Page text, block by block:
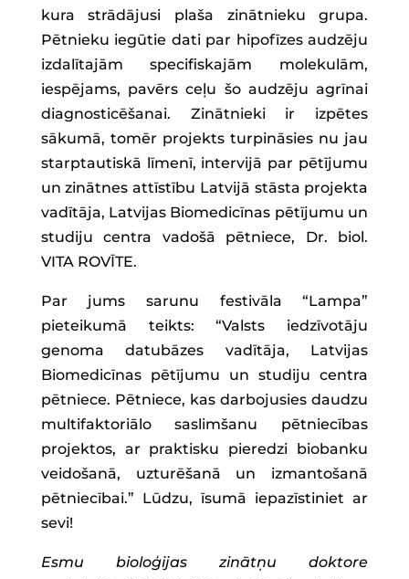
kura strādājusi plaša zinātnieku grupa.
Pētnieku iegūtie dati par hipofīzes audzēju
izdalītajām specifiskajām molekulām,
iespējams, pavērs ceļu šo audzēju agrīnai
diagnosticēšanai. Zinātnieki ir izpētes
sākumā, tomēr projekts turpināsies nu jau
starptautiskā līmenī, intervijā par pētījumu
un zinātnes attīstību Latvijā stāsta projekta
vadītāja, Latvijas Biomedicīnas pētījumu un
studiju centra vadošā pētniece, Dr. biol.
VITA ROVĪTE.
Par jums sarunu festivāla “Lampa”
pieteikumā teikts: “Valsts iedzīvotāju
genoma datubāzes vadītāja, Latvijas
Biomedicīnas pētījumu un studiju centra
pētniece. Pētniece, kas darbojusies daudzu
multifaktoriālo saslimšanu pētniecības
projektos, ar praktisku pieredzi biobanku
veidošanā, uzturēšanā un izmantošanā
pētniecībai.” Lūdzu, īsumā iepazīstiniet ar
sevi!
Esmu bioloģijas zinātņu doktore